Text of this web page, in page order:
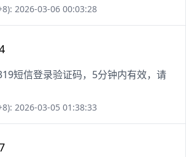
2026-03-06 00:03:28
短信登录验证码，5分钟内有效，请
2026-03-05 01:38:33